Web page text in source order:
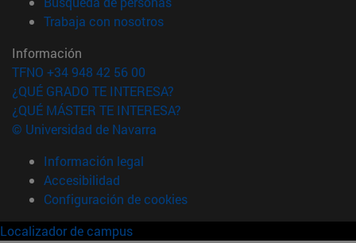
Trabaja con nosotros(abre en nueva ventana)
Información
TFNO +34 948 42 56 00
¿QUÉ GRADO TE INTERESA?
¿QUÉ MÁSTER TE INTERESA?
© Universidad de Navarra
Información legal
Accesibilidad
Configuración de cookies
Localizador de campus